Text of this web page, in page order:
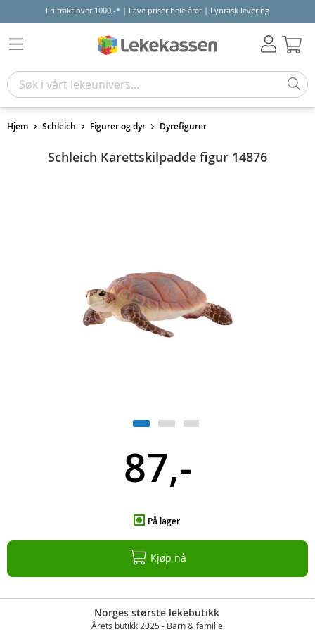
Fri frakt over 1000,-* | Lave priser hele året | Lynrask levering
Hjem Schleich Figurer og dyr Dyrefigurer
Schleich Karettskilpadde figur 14876
87,-
På lager
Kjøp nå
Norges største lekebutikk
Årets butikk 2025 - Barn & familie